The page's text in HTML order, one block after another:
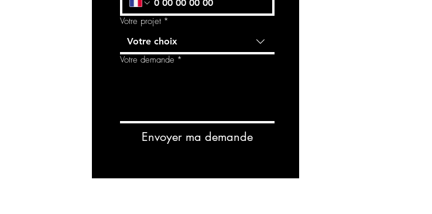
Votre projet *
Votre choix
Votre demande *
Envoyer ma demande